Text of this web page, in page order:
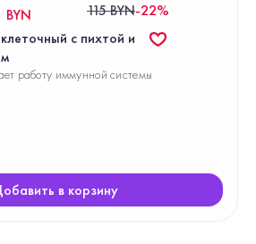
BYN 115 BYN-22%
с пихтой и
работу иммунной системы
в корзину